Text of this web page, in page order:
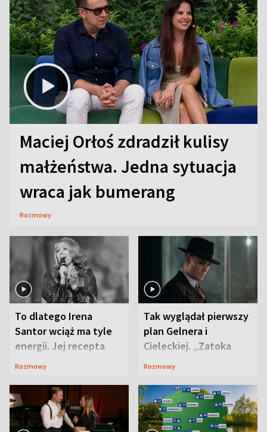
Maciej Orłoś zdradził kulisy
małżeństwa. Jedna sytuacja
wraca jak bumerang
Rozmowy
To dlatego Irena
Santor wciąż ma tyle
energii. Jej recepta
jest zaskakująco
Rozmowy
Tak wyglądał pierwszy
plan Gelnera i
Cieleckiej. „Zatoka
szpiegów” od razu ich
Rozmowy